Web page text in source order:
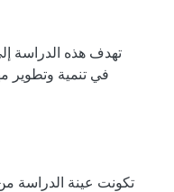
تهدف هذه الدراسة
تكونت عينة